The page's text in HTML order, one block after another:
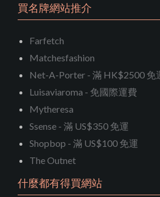
買名牌網站推介
Farfetch
Matchesfashion
Net-A-Porter - 滿 HK$2500 免
Luisaviaroma - 免國際運費
Mytheresa
Ssense - 滿 US$350 免運
Shopbop - 滿 US$100 免運
The Outnet
什麼都有得買網站